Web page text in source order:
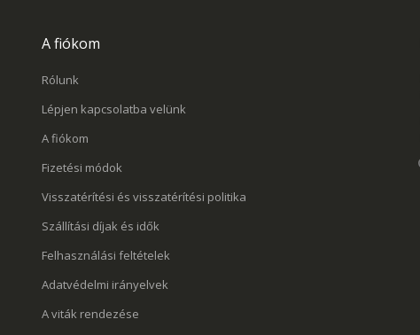
A fiókom
Rólunk
Lépjen kapcsolatba velünk
A fiókom
Fizetési módok
Visszatérítési és visszatérítési politika
Szállítási díjak és idők
Felhasználási feltételek
Adatvédelmi irányelvek
A viták rendezése